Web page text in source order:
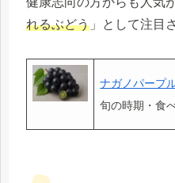
れるぶどう 」として注目
ナガノパープ
旬の時期・食